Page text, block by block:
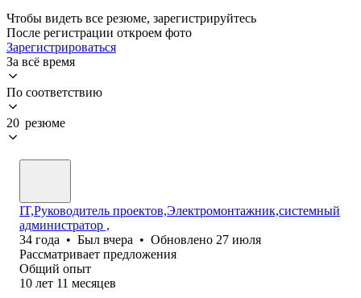
Чтобы видеть все резюме, зарегистрируйтесь
После регистрации откроем фото
Зарегистрироваться
За всё время
По соответствию
20 резюме
IT,Руководитель проектов,Электромонтажник,системный
администратор ,
34 года • Был вчера • Обновлено 27 июля
Рассматривает предложения
Общий опыт
10 лет 11 месяцев